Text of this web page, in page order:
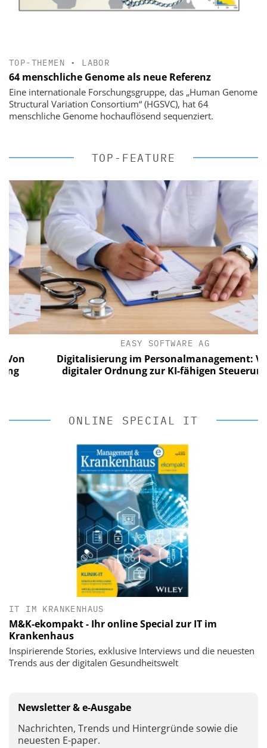
TOP-THEMEN • LABOR
64 menschliche Genome als neue Referenz
Eine internationale Forschungsgruppe, das „Human Genome
Structural Variation Consortium“ (HGSVC), hat 64
menschliche Genome hochauflösend sequenziert.
TOP-FEATURE
EASY SOFTWARE AG
Digitalisierung im Personalmanagement: Von
digitaler Ordnung zur KI-fähigen Steuerung
ONLINE SPECIAL IT
IT IM KRANKENHAUS
M&K-ekompakt - Ihr online Special zur IT im
Krankenhaus
Inspirierende Stories, exklusive Interviews und die neuesten
Trends aus der digitalen Gesundheitswelt
Newsletter & e-Ausgabe
Nachrichten, Trends und Hintergründe sowie die
neuesten E-paper.